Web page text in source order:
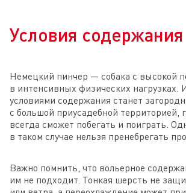
Условия содержания
Немецкий пинчер — собака с высокой
в интенсивных физических
условиями содержания станет
с большой приусадебной территорией,
всегда сможет побегать и поиграть.
в таком случае нельзя пренебрегать
Важно помнить, что вольерное
им не подходит. Тонкая шерсть не